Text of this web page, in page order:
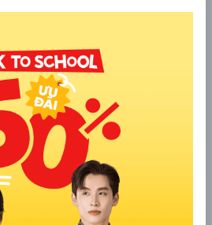
trang nữ hướng đến giới trẻ, với
đại và một chút phá cách. Bộ sưu
MARC có sự đa dạng về màu sắc và
kế basic dễ mặc đến những mẫu có
cắt bất đối xứng, phối màu ton-
MARC chú trọng đến sự thoải mái
nhẹ, thoáng mát và không nhăn, rất
yêu thích phong cách casual hoặc
dễ dàng phối chân váy xếp ly dài của
động, sơ mi công sở hoặc cardigan
outfit ấn tượng trong tuần.